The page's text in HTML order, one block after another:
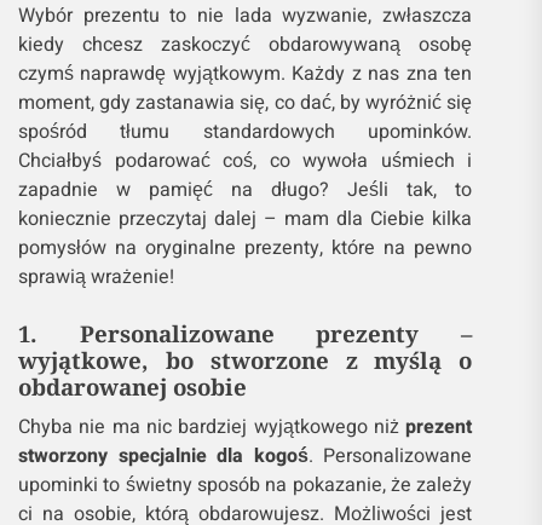
Wybór prezentu to nie lada wyzwanie, zwłaszcza
kiedy chcesz zaskoczyć obdarowywaną osobę
czymś naprawdę wyjątkowym. Każdy z nas zna ten
moment, gdy zastanawia się, co dać, by wyróżnić się
spośród tłumu standardowych upominków.
Chciałbyś podarować coś, co wywoła uśmiech i
zapadnie w pamięć na długo? Jeśli tak, to
koniecznie przeczytaj dalej – mam dla Ciebie kilka
pomysłów na oryginalne prezenty, które na pewno
sprawią wrażenie!
1. Personalizowane prezenty –
wyjątkowe, bo stworzone z myślą o
obdarowanej osobie
Chyba nie ma nic bardziej wyjątkowego niżprezent
stworzony specjalnie dla kogoś. Personalizowane
upominki to świetny sposób na pokazanie, że zależy
ci na osobie, którą obdarowujesz. Możliwości jest